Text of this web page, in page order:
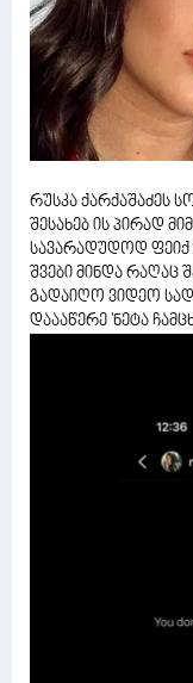
რუსკა ქარქაშაძეს
შესახებ ის პირად
სავარადუდოდ ფეიქ
შვები მინდა რაღაც
გადაიღო ვიდეო
დაააწერე 'ნეტა